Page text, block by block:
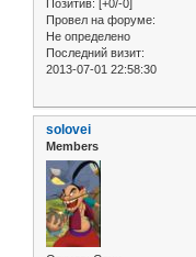
Позитив: [+0/-0]
Провел на форуме:
Не определено
Последний визит:
2013-07-01 22:58:30
solovei
Members